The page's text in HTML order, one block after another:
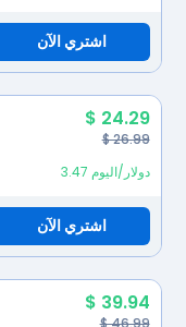
اشتري الآن
$ 24.29
$ 26.99
3.47 دولار/اليوم
اشتري الآن
$ 39.94
$ 46.99